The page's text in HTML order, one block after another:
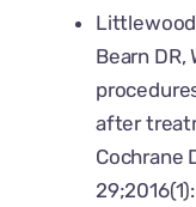
Littlewood
Bearn
after
Cochrane